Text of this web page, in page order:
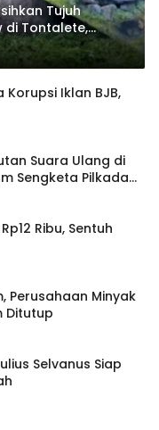
Tujuh
di Tontalete,
Jejak Leluhur
Korupsi Iklan BJB,
Suara Ulang di
Sengketa Pilkada
Ribu, Sentuh
Perusahaan Minyak
Ditutup
Selvanus Siap